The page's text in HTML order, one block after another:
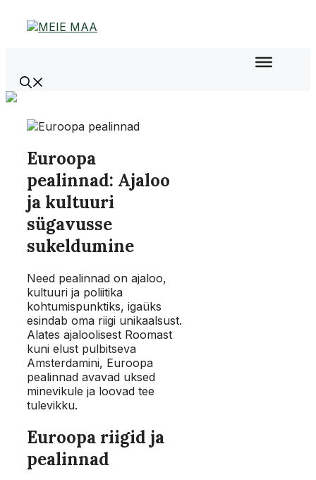
Euroopa
pealinnad: Ajaloo
ja kultuuri
sügavusse
sukeldumine
Need pealinnad on ajaloo,
kultuuri ja poliitika
kohtumispunktiks, igaüks
esindab oma riigi unikaalsust.
Alates ajaloolisest Roomast
kuni elust pulbitseva
Amsterdamini, Euroopa
pealinnad avavad uksed
minevikule ja loovad tee
tulevikku.
Euroopa riigid ja
pealinnad